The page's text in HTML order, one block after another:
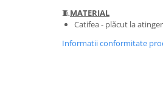
🧵MATERIAL
Catifea - plăcut la
Informatii conformitate